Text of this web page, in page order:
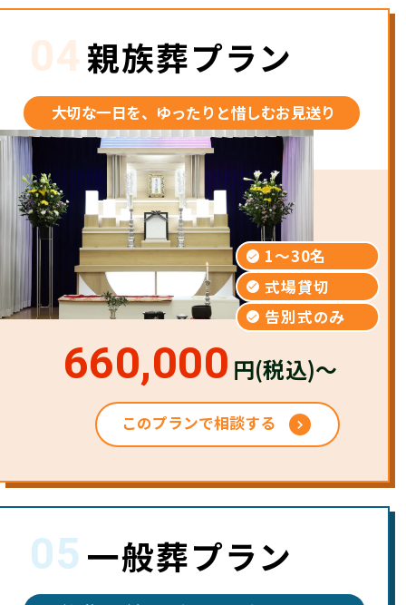
04親族葬プラン
大切な一日を、ゆったりと惜しむお見送り
1〜30名
式場貸切
告別式のみ
660,000 円(税込)～
このプランで相談する
05 一般葬プラン